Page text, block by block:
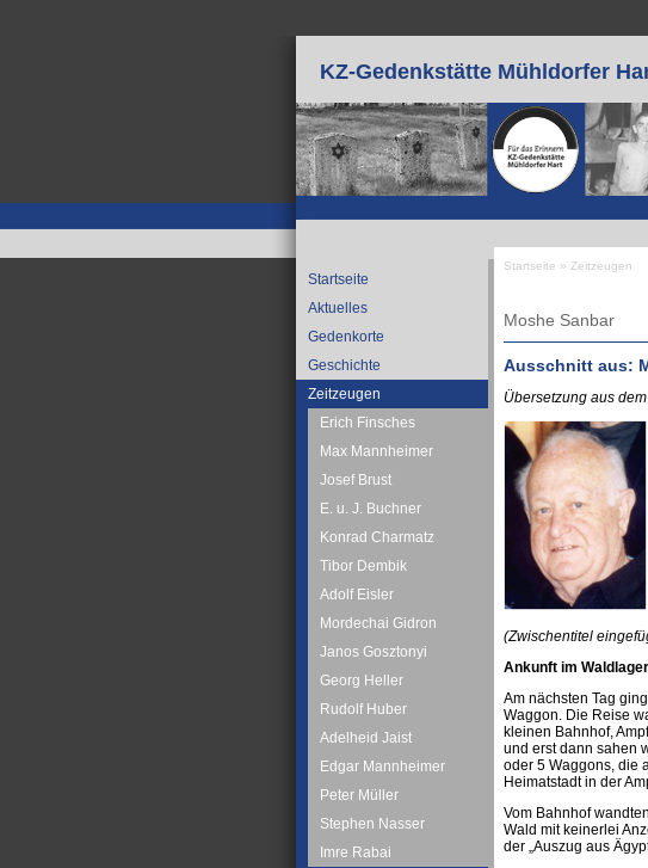
KZ-Gedenkstätte Mühldorfer
Startseite
Aktuelles
Gedenkorte
Geschichte
Zeitzeugen
Erich Finsches
Max Mannheimer
Josef Brust
E. u. J. Buchner
Konrad Charmatz
Tibor Dembik
Adolf Eisler
Mordechai Gidron
Janos Gosztonyi
Georg Heller
Rudolf Huber
Adelheid Jaist
Edgar Mannheimer
Peter Müller
Stephen Nasser
Imre Rabai
Startseite » Zeitzeugen
Moshe Sanbar
Ausschnitt aus:
Übersetzung aus
(Zwischentitel
Ankunft im Waldlager
Am nächsten Tag
Waggon. Die Reise
kleinen Bahnhof,
und erst dann sahen
oder 5 Waggons, die
Heimatstadt in der
Vom Bahnhof
Wald mit keinerlei
der „Auszug aus